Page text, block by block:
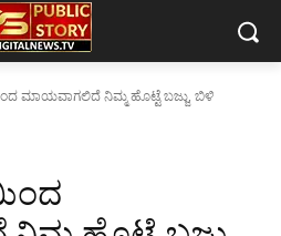
ಮಾಯವಾಗಲಿದೆ ನಿಮ್ಮ ಹೊಟ್ಟೆ ಬಜ್ಜು, ಬಿಳಿ